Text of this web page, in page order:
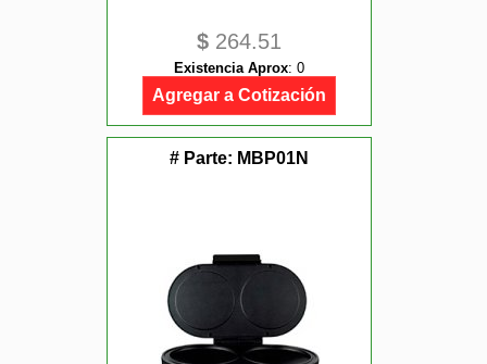
$ 264.51
Existencia Aprox: 0
Agregar a Cotización
# Parte: MBP01N